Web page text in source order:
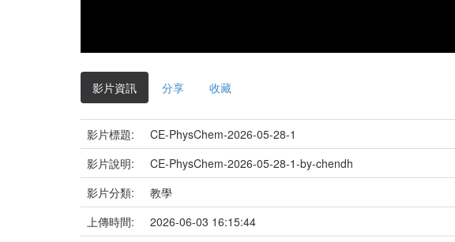
影片資訊 分享 收藏
影片標題:
CE-PhysChem-2026-05-28-1
影片說明:
CE-PhysChem-2026-05-28-1-by-chendh
影片分類:
教學
上傳時間:
2026-06-03 16:15:44